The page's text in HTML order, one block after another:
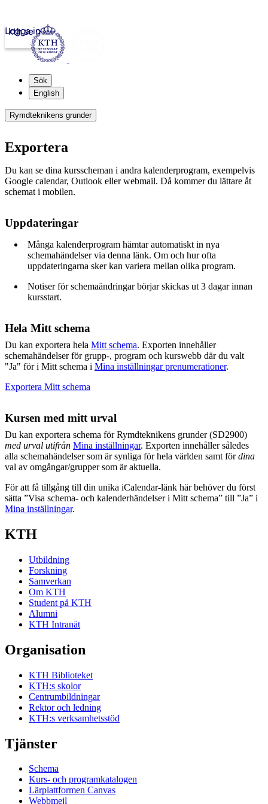
kth.se
Logga in
Sök
English
Rymdteknikens grunder
Exportera
Du kan se dina kursscheman i andra kalenderprogram, exempelvis
Google calendar, Outlook eller webmail. Då kommer du lättare åt
schemat i mobilen.
Uppdateringar
Många kalenderprogram hämtar automatiskt in nya
schemahändelser via denna länk. Om och hur ofta
uppdateringarna sker kan variera mellan olika program.
Notiser för schemaändringar börjar skickas ut 3 dagar innan
kursstart.
Hela Mitt schema
Du kan exportera hela Mitt schema. Exporten innehåller
schemahändelser för grupp-, program och kurswebb där du valt
"Ja" för i Mitt schema i Mina inställningar prenumerationer.
Exportera Mitt schema
Kursen med mitt urval
Du kan exportera schema för Rymdteknikens grunder (SD2900)
med urval utifrån Mina inställningar. Exporten innehåller således
alla schemahändelser som är synliga för hela världen samt fördina
val av omgångar/grupper som är aktuella.
För att få tillgång till din unika iCalendar-länk här behöver du först
sätta ”Visa schema- och kalenderhändelser i Mitt schema” till ”Ja” i
Mina inställningar.
KTH
Utbildning
Forskning
Samverkan
Om KTH
Student på KTH
Alumni
KTH Intranät
Organisation
KTH Biblioteket
KTH:s skolor
Centrumbildningar
Rektor och ledning
KTH:s verksamhetsstöd
Tjänster
Schema
Kurs- och programkatalogen
Lärplattformen Canvas
Webbmejl